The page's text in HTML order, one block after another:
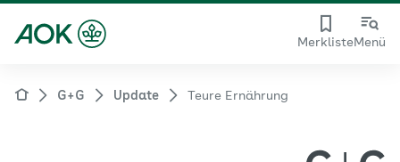
MerklisteMenü
G+G Update Teure Ernährung